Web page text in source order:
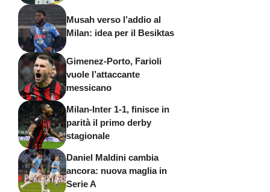
Musah verso l’addio al
Milan: idea per il Besiktas
Gimenez-Porto, Farioli
vuole l’attaccante
messicano
Milan-Inter 1-1, finisce in
parità il primo derby
stagionale
Daniel Maldini cambia
ancora: nuova maglia in
Serie A